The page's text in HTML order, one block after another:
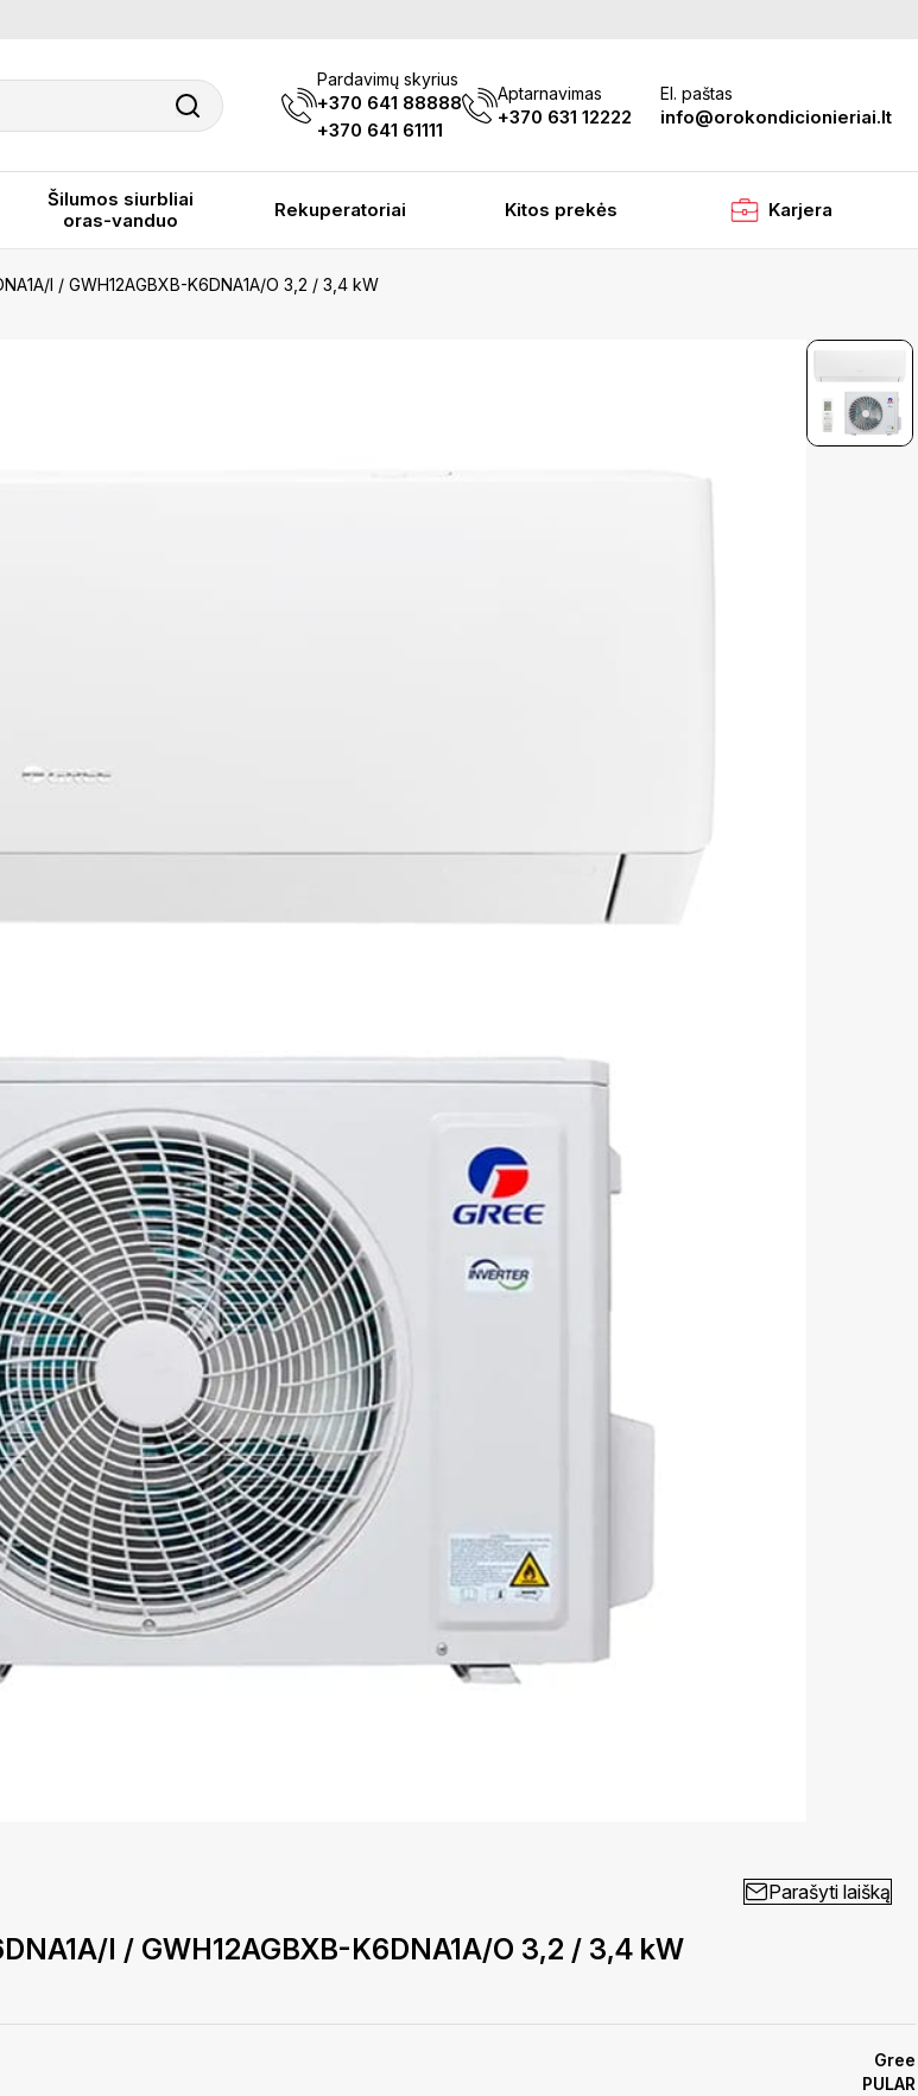
Pardavimų skyrius
+370 641 88888
+370 641 61111
Aptarnavimas
+370 631 12222
El. paštas
info@orokondicionieriai.lt
Šilumos siurbliai
oras-vanduo
Rekuperatoriai Kitos prekės Karjera
I / GWH12AGBXB-K6DNA1A/O 3,2 / 3,4 kW
Parašyti laišką
I / GWH12AGBXB-K6DNA1A/O 3,2 / 3,4 kW
Gree
PULAR